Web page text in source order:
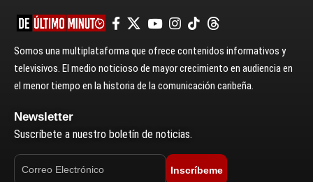
Somos una multiplataforma que ofrece contenidos informativos y
televisivos. El medio noticioso de mayor crecimiento en audiencia en
el menor tiempo en la historia de la comunicación caribeña.
Newsletter
Suscríbete a nuestro boletín de noticias.
Inscríbeme